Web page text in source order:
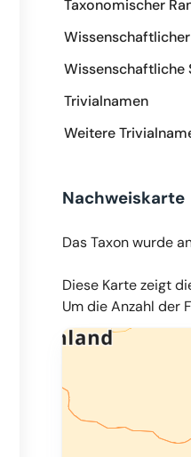
Taxonomischer
Wissenschaftliche
Trivialnamen
Weitere
Nachweiskarte
Das Taxon wurde
Diese Karte zeigt
Um die Anzahl der
© OpenMapTiles